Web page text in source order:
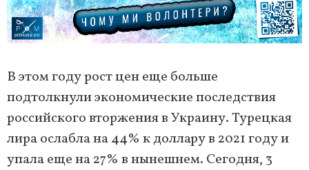
В этом году рост цен еще больше
подтолкнули экономические последствия
российского вторжения в Украину. Турецкая
лира ослабла на 44% к доллару в 2021 году и
упала еще на 27% в нынешнем. Сегодня, 3